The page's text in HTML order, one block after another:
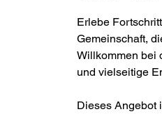
Erlebe
Gemeinschaft,
Willkommen bei
und vielseitige
Dieses Angebot